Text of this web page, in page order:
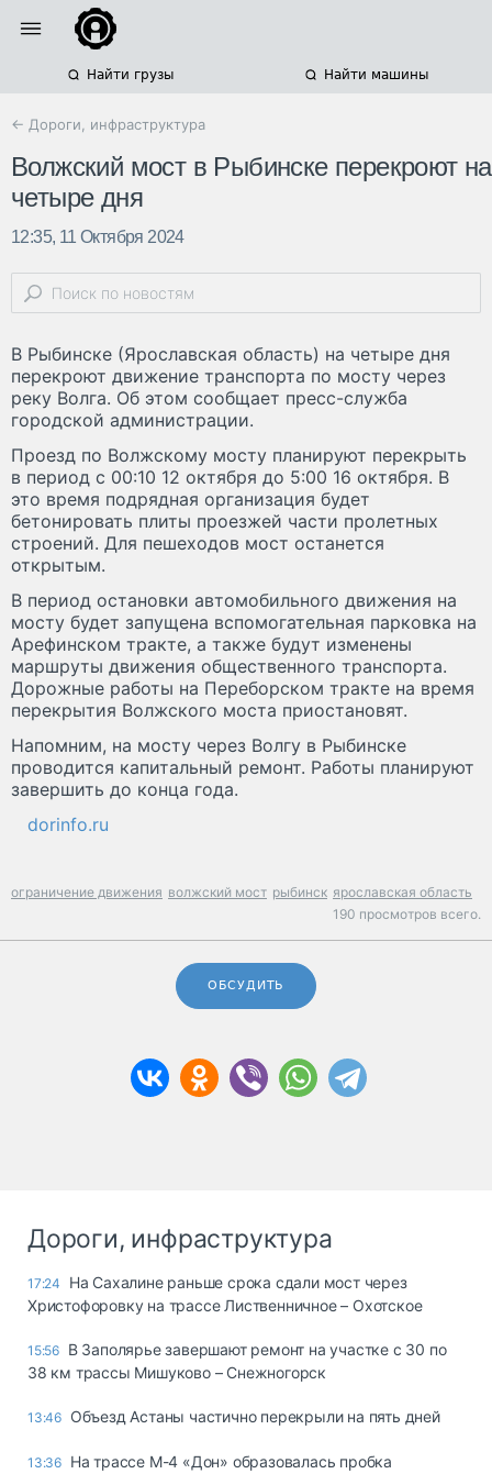
Найти грузы Найти машины
← Дороги, инфраструктура
Волжский мост в Рыбинске перекроют на
четыре дня
12:35, 11 Октября 2024
В Рыбинске (Ярославская область) на четыре дня
перекроют движение транспорта по мосту через
реку Волга. Об этом сообщает пресс-служба
городской администрации.
Проезд по Волжскому мосту планируют перекрыть
в период с 00:10 12 октября до 5:00 16 октября. В
это время подрядная организация будет
бетонировать плиты проезжей части пролетных
строений. Для пешеходов мост останется
открытым.
В период остановки автомобильного движения на
мосту будет запущена вспомогательная парковка на
Арефинском тракте, а также будут изменены
маршруты движения общественного транспорта.
Дорожные работы на Переборском тракте на время
перекрытия Волжского моста приостановят.
Напомним, на мосту через Волгу в Рыбинске
проводится капитальный ремонт. Работы планируют
завершить до конца года.
dorinfo.ru
ограничение движения волжский мост рыбинск ярославская область
190 просмотров всего.
ОБСУДИТЬ
Дороги, инфраструктура
17:24
На Сахалине раньше срока сдали мост через
Христофоровку на трассе Лиственничное – Охотское
15:56 В Заполярье завершают ремонт на участке с 30 по
38 км трассы Мишуково – Снежногорск
13:46 Объезд Астаны частично перекрыли на пять дней
13:36 На трассе М-4 «Дон» образовалась пробка